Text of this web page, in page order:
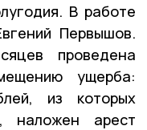
В работе
Первышов.
проведена
ущерба:
из которых
наложен арест